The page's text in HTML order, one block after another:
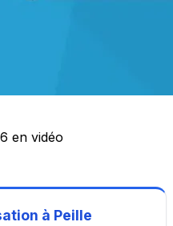
en vidéo
à Peille